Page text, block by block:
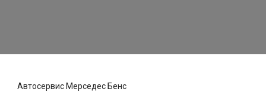
Автосервис Мерседес Бенс